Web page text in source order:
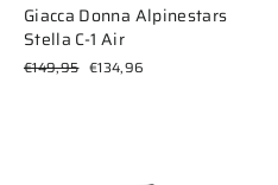
Giacca Donna Alpinestars
Stella C-1 Air
Prezzo
€149,95 Prezzo
€134,96